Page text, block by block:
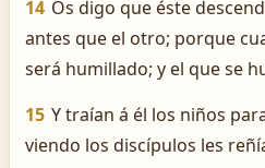
14 Os digo que éste
antes que el otro; porque
será humillado; y el que se
15 Y traían á él los niños
viendo los discípulos les